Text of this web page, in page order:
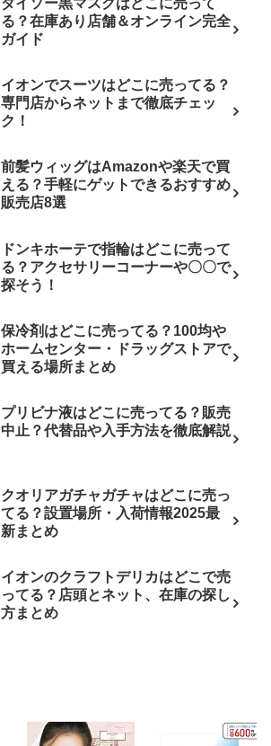
る？在庫あり店舗＆オンライン完全
ガイド
イオンでスーツはどこに売ってる？
専門店からネットまで徹底チェッ
ク！
前髪ウィッグはAmazonや楽天で買
える？手軽にゲットできるおすすめ
販売店8選
ドンキホーテで指輪はどこに売って
る？アクセサリーコーナーや〇〇で
探そう！
保冷剤はどこに売ってる？100均や
ホームセンター・ドラッグストアで
買える場所まとめ
プリビナ液はどこに売ってる？販売
中止？代替品や入手方法を徹底解説
クオリアガチャガチャはどこに売っ
てる？設置場所・入荷情報2025最
新まとめ
イオンのクラフトデリカはどこで売
ってる？店頭とネット、在庫の探し
方まとめ